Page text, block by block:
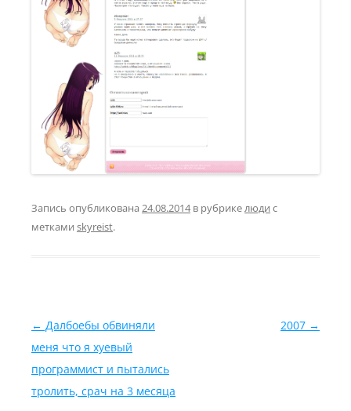
Запись опубликована 24.08.2014в рубрикелюди с
метками skyreist.
Навигация по записям
← Далбоебы обвиняли
меня что я хуевый
программист и пытались
тролить, срач на 3 месяца
2007 →